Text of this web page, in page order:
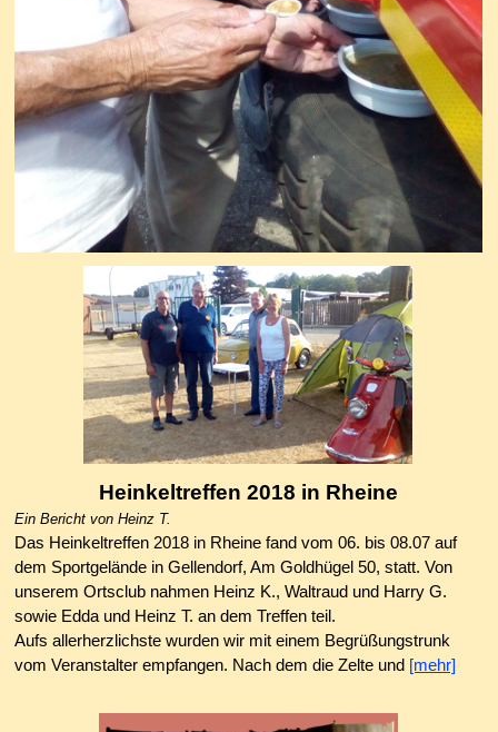
Heinkeltreffen 2018 in Rheine
Ein Bericht von Heinz T.
Das Heinkeltreffen 2018 in Rheine fand vom 06. bis 08.07 auf
dem Sportgelände in Gellendorf, Am Goldhügel 50, statt. Von
unserem Ortsclub nahmen Heinz K., Waltraud und Harry G.
sowie Edda und Heinz T. an dem Treffen teil.
Aufs allerherzlichste wurden wir mit einem Begrüßungstrunk
vom Veranstalter empfangen. Nach dem die Zelte und [mehr]